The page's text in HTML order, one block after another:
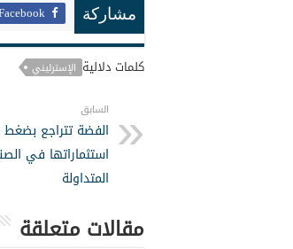
مشاركة
كلمات دلالية الإسترليني
السابق
الفضة تتراجع
استثماراتها في
المتداولة
مقالات متعلقة